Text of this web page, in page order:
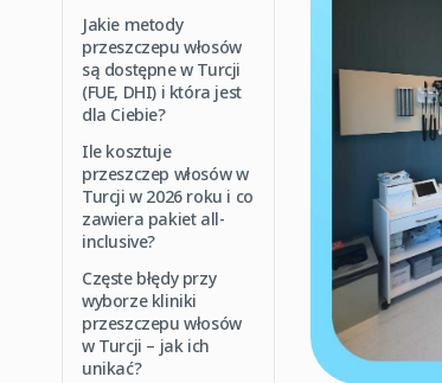
Jakie metody
przeszczepu włosów
są dostępne w Turcji
(FUE, DHI) i która jest
dla Ciebie?
Ile kosztuje
przeszczep włosów w
Turcji w 2026 roku i co
zawiera pakiet all-
inclusive?
Częste błędy przy
wyborze kliniki
przeszczepu włosów
w Turcji – jak ich
unikać?